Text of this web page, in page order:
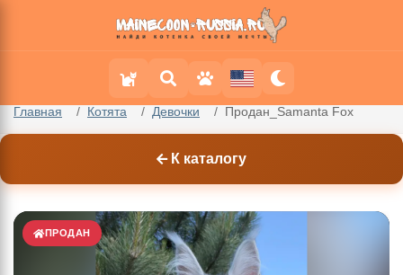
Главная Котята Девочки Продан_Samanta Fox
К каталогу
ПРОДАН